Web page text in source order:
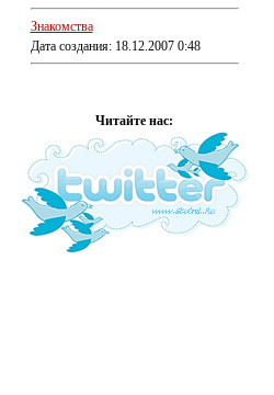
Знакомства
Дата создания: 18.12.2007 0:48
Читайте нас: